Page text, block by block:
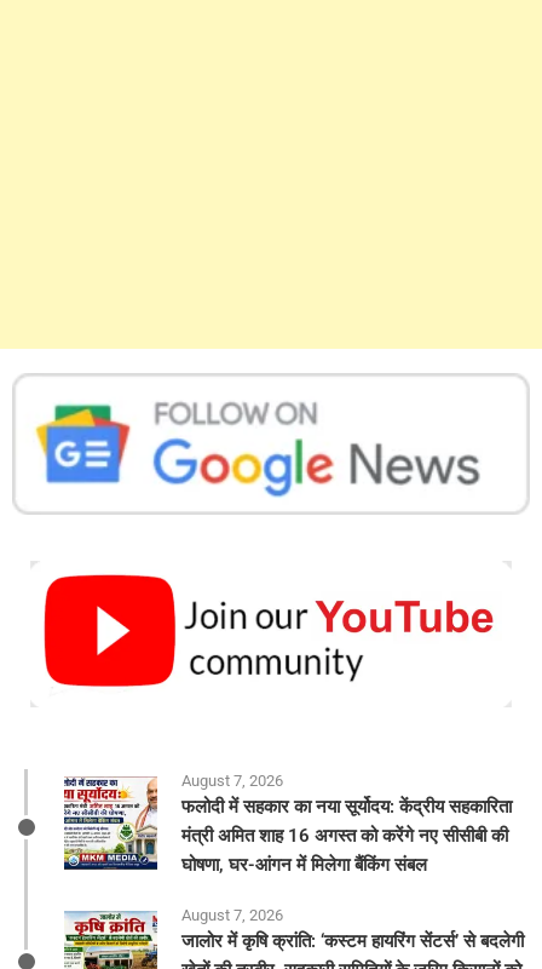
August 7, 2026
फलोदी में सहकार का नया सूर्योदय: केंद्रीय सहकारिता
मंत्री अमित शाह 16 अगस्त को करेंगे नए सीसीबी की
घोषणा, घर-आंगन में मिलेगा बैंकिंग संबल
August 7, 2026
​जालोर में कृषि क्रांति: ‘कस्टम हायरिंग सेंटर्स’ से बदलेगी